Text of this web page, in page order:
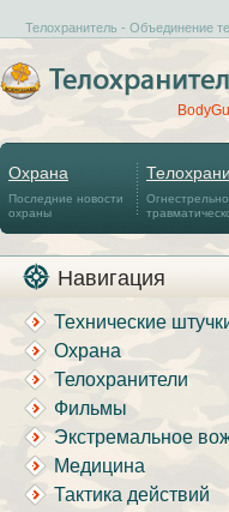
Телохранитель - Объединение
Охрана
Последние новости
охраны
Навигация
Технические
Охрана
Телохранители
Фильмы
Экстремальное
Медицина
Тактика действий